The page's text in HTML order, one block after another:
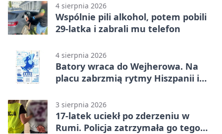
4 sierpnia 2026
Wspólnie pili alkohol, potem pobili
29-latka i zabrali mu telefon
4 sierpnia 2026
Batory wraca do Wejherowa. Na
placu zabrzmią rytmy Hiszpanii i
3 sierpnia 2026
17-latek uciekł po zderzeniu w
Rumi. Policja zatrzymała go tego